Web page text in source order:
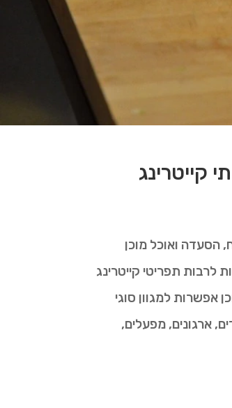
קייטרינג
הסעדה ואוכל מוכן
תפריטי קייטרינג
אפשרות למגוון סוגי
ארגונים, מפעלים,